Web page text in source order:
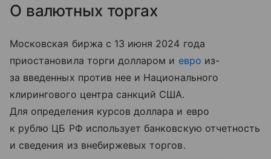
О валютных торгах
Московская биржа с 13 июня 2024 года
приостановила торги долларом и евро из-
за введенных против нее и Национального
клирингового центра санкций США.
Для определения курсов доллара и евро
к рублю ЦБ РФ использует банковскую отчетность
и сведения из внебиржевых торгов.